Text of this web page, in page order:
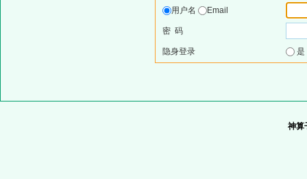
用户名
Email
密 码
隐身登录
神算